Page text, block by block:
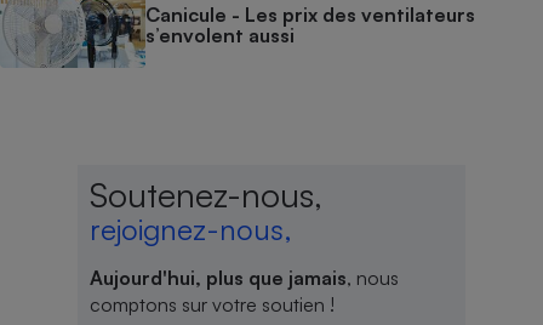
Canicule - Les prix des ventilateurs
s’envolent aussi
Soutenez-nous,
rejoignez-nous,
Aujourd'hui, plus que jamais, nous
comptons sur votre soutien !